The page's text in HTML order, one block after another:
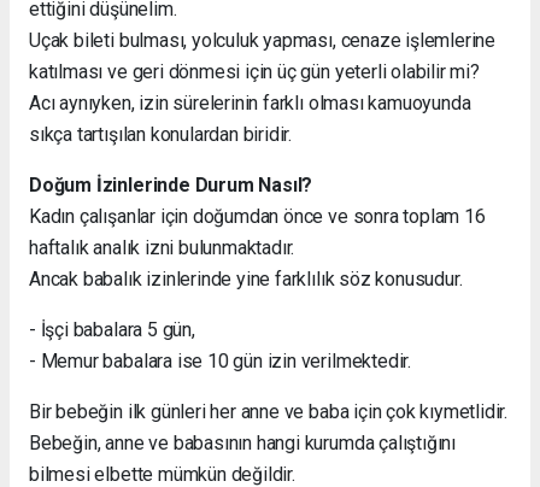
ettiğini düşünelim.
Uçak bileti bulması, yolculuk yapması, cenaze işlemlerine
katılması ve geri dönmesi için üç gün yeterli olabilir mi?
Acı aynıyken, izin sürelerinin farklı olması kamuoyunda
sıkça tartışılan konulardan biridir.
Doğum İzinlerinde Durum Nasıl?
Kadın çalışanlar için doğumdan önce ve sonra toplam 16
haftalık analık izni bulunmaktadır.
Ancak babalık izinlerinde yine farklılık söz konusudur.
- İşçi babalara 5 gün,
- Memur babalara ise 10 gün izin verilmektedir.
Bir bebeğin ilk günleri her anne ve baba için çok kıymetlidir.
Bebeğin, anne ve babasının hangi kurumda çalıştığını
bilmesi elbette mümkün değildir.